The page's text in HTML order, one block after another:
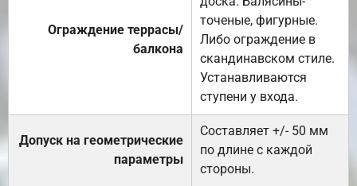
Ограждение террасы/
балкона
точеные, фигурные.
Либо ограждение в
скандинавском стиле.
Устанавливаются
ступени у входа.
Допуск на геометрические
параметры
Составляет +/- 50 мм
по длине с каждой
стороны.